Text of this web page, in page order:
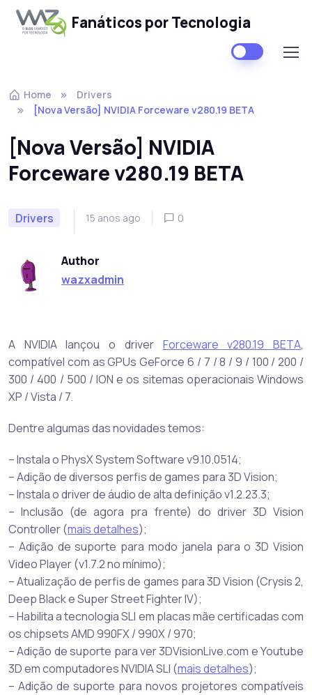
Fanáticos por Tecnologia
Home
Drivers
[Nova Versão] NVIDIA Forceware v280.19 BETA
[Nova Versão] NVIDIA
Forceware v280.19 BETA
Drivers 15 anos ago 0
Author
wazxadmin
A NVIDIA lançou o driver Forceware v280.19 BETA,
compatível com as GPUs GeForce 6 / 7 / 8 / 9 / 100 / 200 /
300 / 400 / 500 / ION e os sitemas operacionais Windows
XP / Vista / 7.
Dentre algumas das novidades temos:
– Instala o PhysX System Software v9.10.0514;
– Adição de diversos perfis de games para 3D Vision;
– Instala o driver de áudio de alta definição v1.2.23.3;
– Inclusão (de agora pra frente) do driver 3D Vision
Controller (mais detalhes);
– Adição de suporte para modo janela para o 3D Vision
Video Player (v1.7.2 no mínimo);
– Atualização de perfis de games para 3D Vision (Crysis 2,
Deep Black e Super Street Fighter IV);
– Habilita a tecnologia SLI em placas mãe certificadas com
os chipsets AMD 990FX / 990X / 970;
– Adição de suporte para ver 3DVisionLive.com e Youtube
3D em computadores NVIDIA SLI (mais detalhes);
– Adição de suporte para novos projetores compatíveis